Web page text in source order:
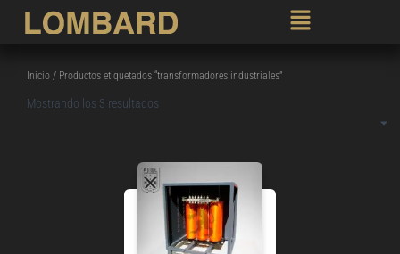
Inicio / Productos etiquetados “transformadores industriales”
Mostrando los 3 resultados